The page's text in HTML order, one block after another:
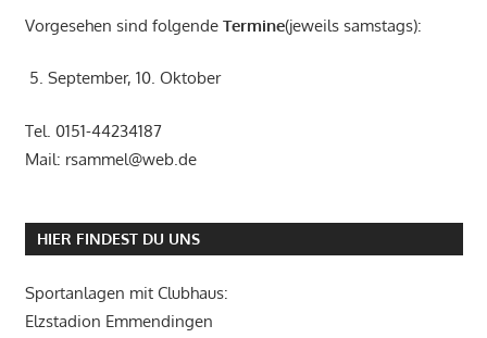
Vorgesehen sind folgende Termine(jeweils samstags):
5. September, 10. Oktober
Tel. 0151-44234187
Mail: rsammel@web.de
HIER FINDEST DU UNS
Sportanlagen mit Clubhaus:
Elzstadion Emmendingen